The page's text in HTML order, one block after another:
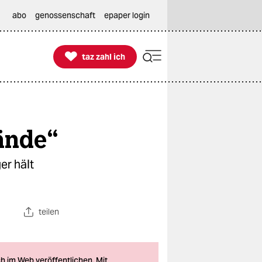
abo genossenschaft epaper login

taz zahl ich
taz zahl ich
hält
teilen